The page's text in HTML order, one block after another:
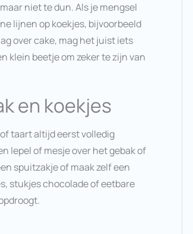
niet te dun. Als je mengsel
lijnen op koekjes, bijvoorbeeld
over cake, mag het juist iets
klein beetje om zeker te zijn van
en koekjes
taart altijd eerst volledig
lepel of mesje over het gebak of
spuitzakje of maak zelf een
stukjes chocolade of eetbare